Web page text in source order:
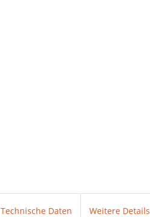
Technische Daten Weitere Details